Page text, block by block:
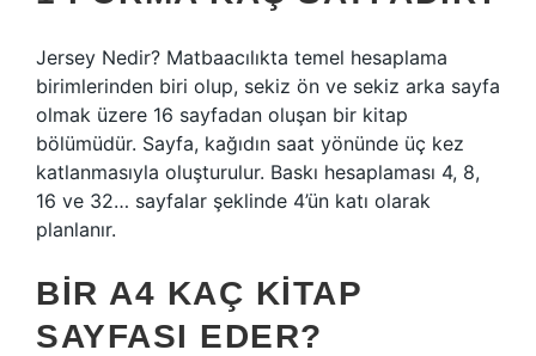
Jersey Nedir? Matbaacılıkta temel hesaplama
birimlerinden biri olup, sekiz ön ve sekiz arka sayfa
olmak üzere 16 sayfadan oluşan bir kitap
bölümüdür. Sayfa, kağıdın saat yönünde üç kez
katlanmasıyla oluşturulur. Baskı hesaplaması 4, 8,
16 ve 32… sayfalar şeklinde 4’ün katı olarak
planlanır.
BIR A4 KAÇ KITAP
SAYFASI EDER?